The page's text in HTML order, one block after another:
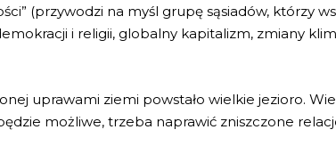
(przywodzi na myśl grupę sąsiadów, którzy
i religii, globalny kapitalizm, zmiany
uprawami ziemi powstało wielkie jezioro.
możliwe, trzeba naprawić zniszczone